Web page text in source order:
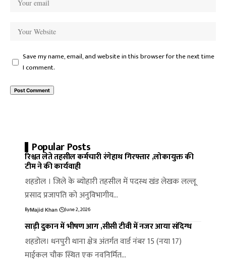
Save my name, email, and website in this browser for the next time
I comment.
Popular Posts
रिश्वत लेते तहसील कर्मचारी रंगेहाथ गिरफ्तार ,लोकायुक्त की
टीम ने की कार्यवाही
शहडोल । जिले के ब्योहारी तहसील में पदस्थ खंड लेखक लल्लू
प्रसाद प्रजापति को अनुविभागीय…
ByMajid Khan June 2, 2026
साड़ी दुकान में भीषण आग ,सीसी टीवी में नजर आया संदिग्ध
शहडोल। धनपुरी थाना क्षेत्र अंतर्गत वार्ड नंबर 15 (नया 17)
माईकल चौक स्थित एक नवनिर्मित…